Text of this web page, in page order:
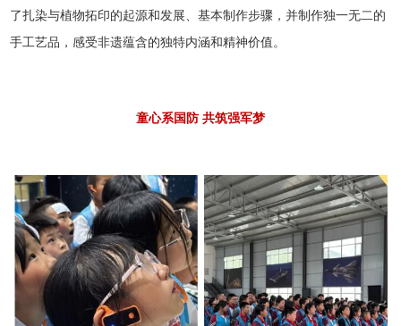
了扎染与植物拓印的起源和发展、基本制作步骤，并制作独一无二的
手工艺品，感受非遗蕴含的独特内涵和精神价值。
童心系国防 共筑强军梦